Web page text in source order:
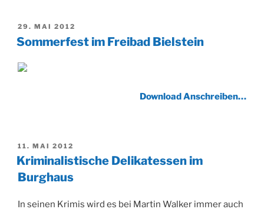
VERÖFFENTLICHT
AM
29. MAI 2012
Sommerfest im Freibad Bielstein
Download Anschreiben…
VERÖFFENTLICHT
AM
11. MAI 2012
Kriminalistische Delikatessen im
Burghaus
In seinen Krimis wird es bei Martin Walker immer auch